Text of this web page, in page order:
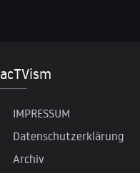
acTVism
IMPRESSUM
Datenschutzerklärung
Archiv